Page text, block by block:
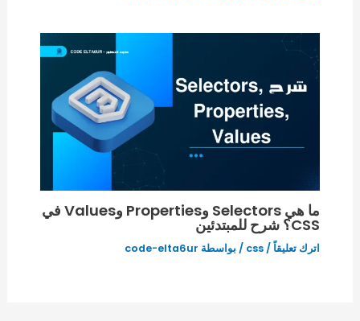
ما هي Selectors وProperties وValues في
CSS؟ شرح للمبتدئين
اترك تعليقاً/
css / بواسطة code-elta6ur